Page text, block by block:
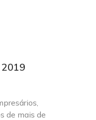
2019
de mais de